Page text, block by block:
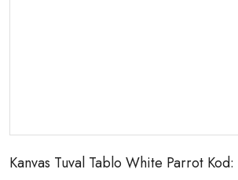
Kanvas Tuval Tablo White Parrot